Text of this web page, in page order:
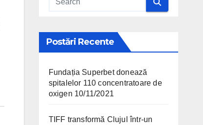
Postări Recente
Fundația Superbet donează
spitalelor 110 concentratoare de
oxigen 10/11/2021
TIFF transformă Clujul într-un